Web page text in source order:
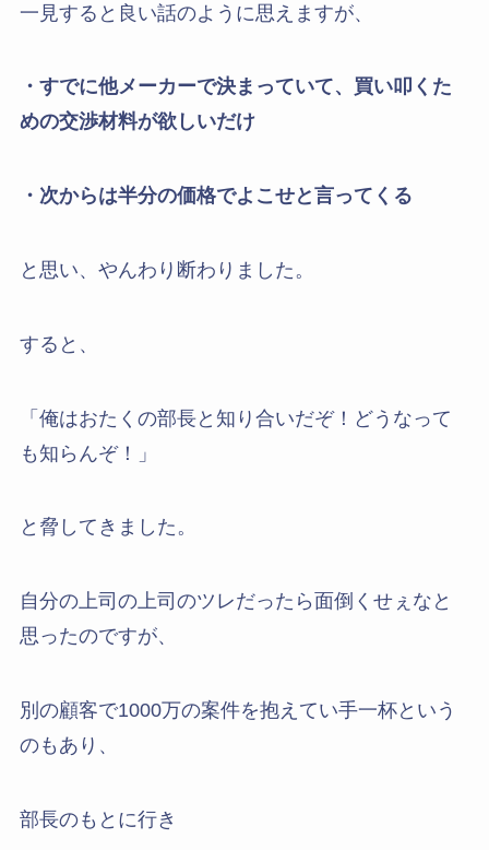
一見すると良い話のように思えますが、
・すでに他メーカーで決まっていて、買い叩くた
めの交渉材料が欲しいだけ
・次からは半分の価格でよこせと言ってくる
と思い、やんわり断わりました。
すると、
「俺はおたくの部長と知り合いだぞ！どうなって
も知らんぞ！」
と脅してきました。
自分の上司の上司のツレだったら面倒くせぇなと
思ったのですが、
別の顧客で1000万の案件を抱えてい手一杯という
のもあり、
部長のもとに行き